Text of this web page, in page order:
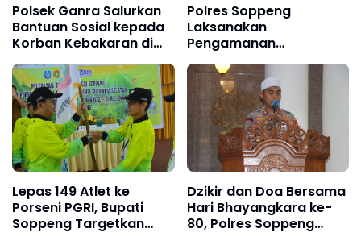
Polsek Ganra Salurkan
Bantuan Sosial kepada
Korban Kebakaran di
Polres Soppeng
Laksanakan
Pengamanan
PMII Cabang Soppeng
Secara Humanis dan
Profesional
Lepas 149 Atlet ke
Porseni PGRI, Bupati
Soppeng Targetkan
Dzikir dan Doa Bersama
Hari Bhayangkara ke-
80, Polres Soppeng